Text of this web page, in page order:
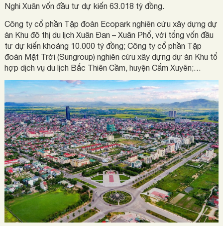
Nghi Xuân vốn đầu tư dự kiến 63.018 tỷ đồng.
Công ty cổ phần Tập đoàn Ecopark nghiên cứu xây dựng dự
án Khu đô thị du lịch Xuân Đan – Xuân Phổ, với tổng vốn đầu
tư dự kiến khoảng 10.000 tỷ đồng; Công ty cổ phần Tập
đoàn Mặt Trời (Sungroup) nghiên cứu xây dựng dự án Khu tổ
hợp dịch vụ du lịch Bắc Thiên Cầm, huyện Cẩm Xuyên;…